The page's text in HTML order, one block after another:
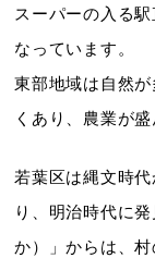
スーパーの入る
なっています。
東部地域は自然
くあり、農業が
若葉区は縄文時
り、明治時代に
か）」からは、